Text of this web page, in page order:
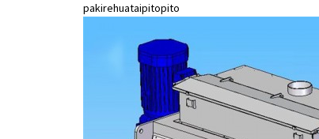
pakirehuataipitopito